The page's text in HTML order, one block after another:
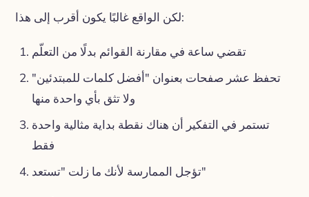
لكن الواقع غالبًا يكون أقرب إلى هذا:
تقضي ساعة في مقارنة القوائم بدلًا من التعلّم
تحفظ عشر صفحات بعنوان "أفضل كلمات للمبتدئين"
ولا تثق بأي واحدة منها
تستمر في التفكير أن هناك نقطة بداية مثالية واحدة
فقط
تؤجل الممارسة لأنك ما زلت "تستعد"